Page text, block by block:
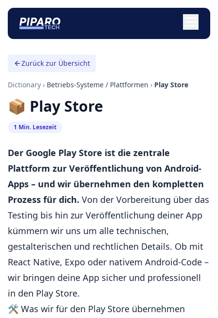
Zurück zur Übersicht
Dictionary › Betriebs-Systeme / Plattformen › Play Store
📦 Play Store
1 Min. Lesezeit
Der Google Play Store ist die zentrale
Plattform zur Veröffentlichung von Android-
Apps – und wir übernehmen den kompletten
Prozess für dich. Von der Vorbereitung über das
Testing bis hin zur Veröffentlichung deiner App
kümmern wir uns um alle technischen,
gestalterischen und rechtlichen Details. Ob mit
React Native, Expo oder nativem Android-Code –
wir bringen deine App sicher und professionell
in den Play Store.
🛠️ Was wir für den Play Store übernehmen